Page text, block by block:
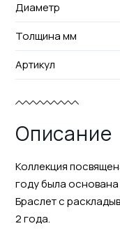
Диаметр
Толщина мм
Артикул
Описание
Коллекция
году была
Браслет с
2 года.